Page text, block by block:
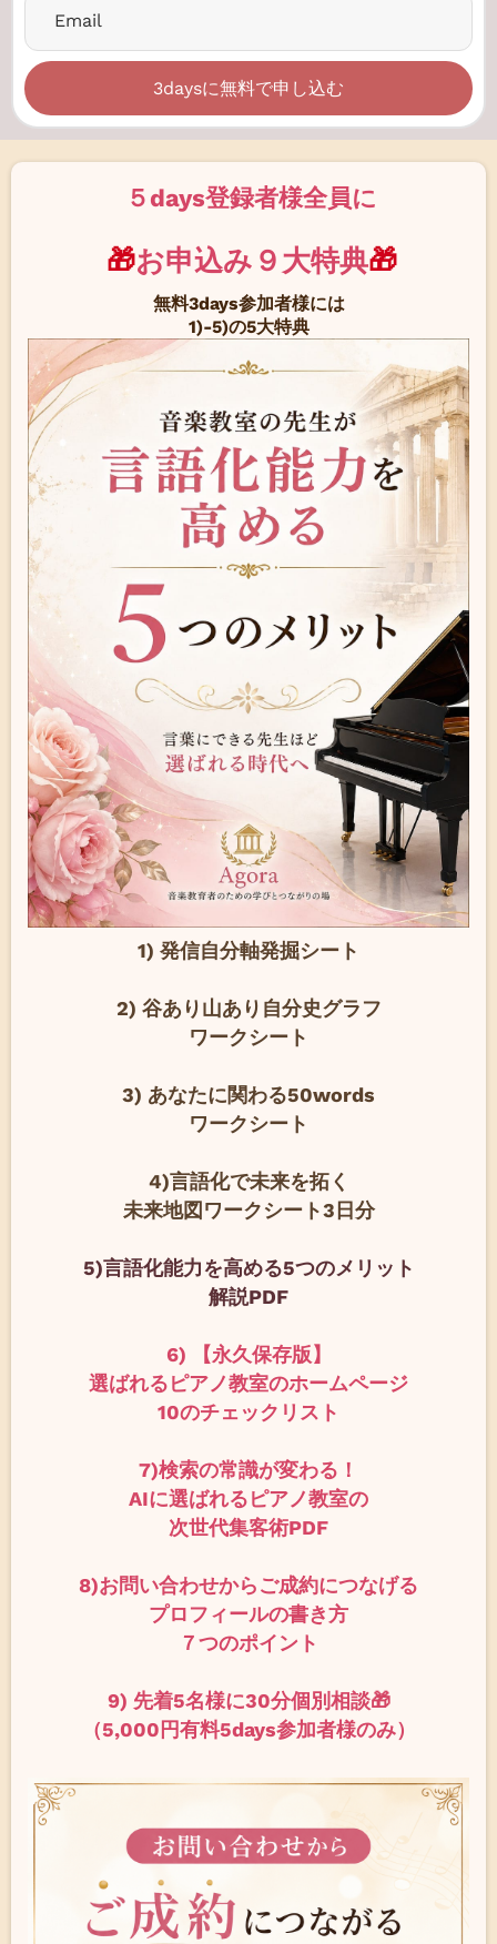
3daysに無料で申し込む
５days登録者様全員に
🎁お申込み９大特典🎁
無料3days参加者様には
1)-5)の5大特典
1) 発信自分軸発掘シート
2) 谷あり山あり自分史グラフ
ワークシート
3) あなたに関わる50words
ワークシート
4)言語化で未来を拓く
未来地図ワークシート3日分
5)言語化能力を高める5つのメリット
解説PDF
6) 【永久保存版】
選ばれるピアノ教室のホームページ
10のチェックリスト
7)検索の常識が変わる！
AIに選ばれるピアノ教室の
次世代集客術PDF
8)お問い合わせからご成約につなげる
プロフィールの書き方
７つのポイント
9) 先着5名様に30分個別相談🎁
（5,000円有料5days参加者様のみ）